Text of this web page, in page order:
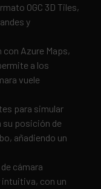
OGC 3D Tiles,
y
con Azure Maps,
a los
vuele
para simular
su posición de
añadiendo un
cámara
intuitiva, con un